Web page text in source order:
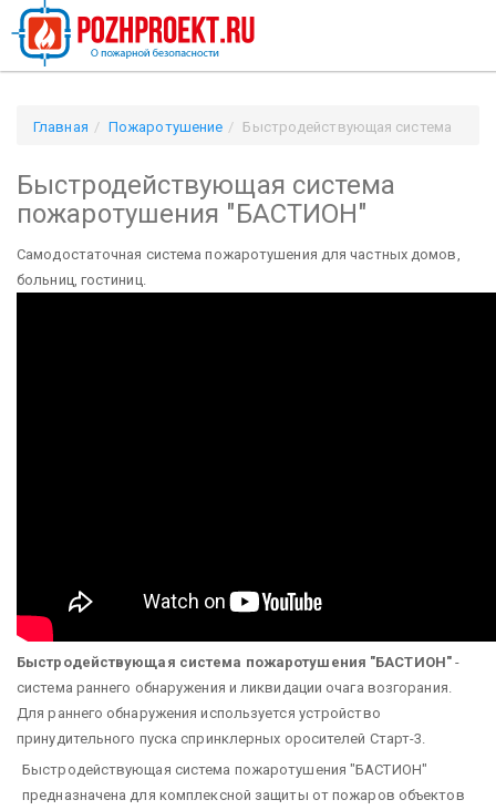
Главная Пожаротушение
Быстродействующая система
Быстродействующая система
пожаротушения "БАСТИОН"
Самодостаточная система пожаротушения для частных домов,
больниц, гостиниц.
Быстродействующая система пожаротушения "БАСТИОН"-
система раннего обнаружения и ликвидации очага возгорания.
Для раннего обнаружения используется устройство
принудительного пуска спринклерных оросителей Старт-3.
Быстродействующая система пожаротушения "БАСТИОН"
предназначена для комплексной защиты от пожаров объектов